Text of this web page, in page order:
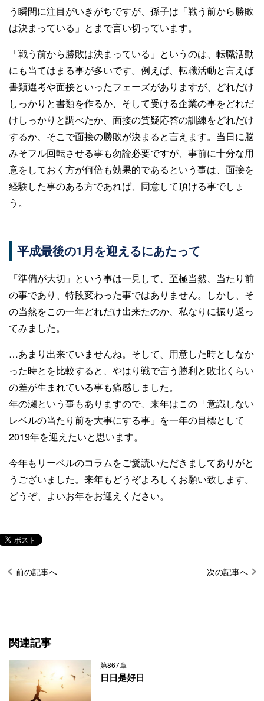
う瞬間に注目がいきがちですが、孫子は「戦う前から勝敗
は決まっている」とまで言い切っています。
「戦う前から勝敗は決まっている」というのは、転職活動
にも当てはまる事が多いです。例えば、転職活動と言えば
書類選考や面接といったフェーズがありますが、どれだけ
しっかりと書類を作るか、そして受ける企業の事をどれだ
けしっかりと調べたか、面接の質疑応答の訓練をどれだけ
するか、そこで面接の勝敗が決まると言えます。当日に脳
みそフル回転させる事も勿論必要ですが、事前に十分な用
意をしておく方が何倍も効果的であるという事は、面接を
経験した事のある方であれば、同意して頂ける事でしょ
う。
平成最後の1月を迎えるにあたって
「準備が大切」という事は一見して、至極当然、当たり前
の事であり、特段変わった事ではありません。しかし、そ
の当然をこの一年どれだけ出来たのか、私なりに振り返っ
てみました。
…あまり出来ていませんね。そして、用意した時としなか
った時とを比較すると、やはり戦で言う勝利と敗北くらい
の差が生まれている事も痛感しました。
年の瀬という事もありますので、来年はこの「意識しない
レベルの当たり前を大事にする事」を一年の目標として
2019年を迎えたいと思います。
今年もリーベルのコラムをご愛読いただきましてありがと
うございました。来年もどうぞよろしくお願い致します。
どうぞ、よいお年をお迎えください。
前の記事へ 次の記事へ
関連記事
第867章
日日是好日